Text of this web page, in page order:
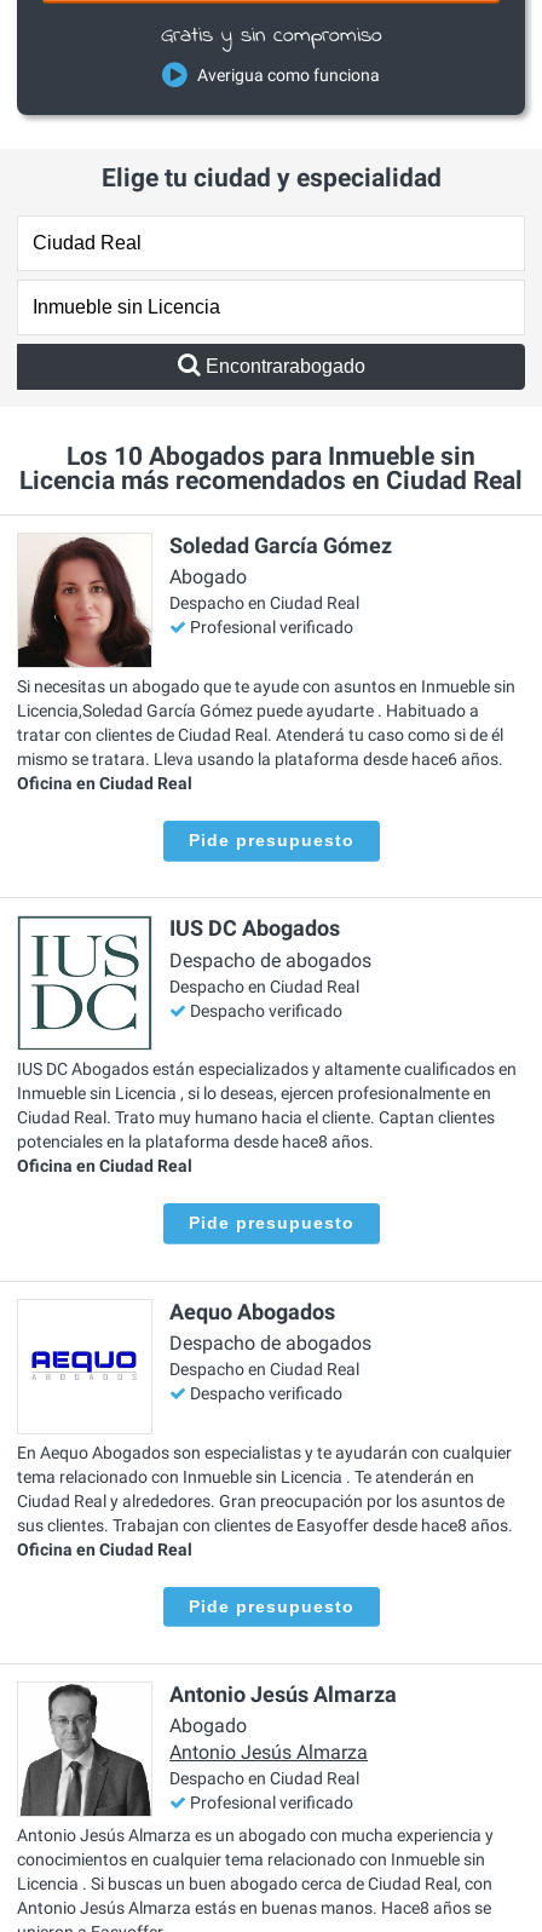
Gratis y sin compromiso
Averigua como funciona
Elige tu ciudad y especialidad
Encontrarabogado
Los 10 Abogados para Inmueble sin
Licencia más recomendados en Ciudad Real
Soledad García Gómez
Abogado
Despacho en Ciudad Real
Profesional verificado
Si necesitas un abogado que te ayude con asuntos en Inmueble sin
Licencia,Soledad García Gómez puede ayudarte . Habituado a
tratar con clientes de Ciudad Real. Atenderá tu caso como si de él
mismo se tratara. Lleva usando la plataforma desde hace6 años.
Oficina en Ciudad Real
Pide presupuesto
IUS DC Abogados
Despacho de abogados
Despacho en Ciudad Real
Despacho verificado
IUS DC Abogados están especializados y altamente cualificados en
Inmueble sin Licencia , si lo deseas, ejercen profesionalmente en
Ciudad Real. Trato muy humano hacia el cliente. Captan clientes
potenciales en la plataforma desde hace8 años.
Oficina en Ciudad Real
Pide presupuesto
Aequo Abogados
Despacho de abogados
Despacho en Ciudad Real
Despacho verificado
En Aequo Abogados son especialistas y te ayudarán con cualquier
tema relacionado con Inmueble sin Licencia . Te atenderán en
Ciudad Real y alrededores. Gran preocupación por los asuntos de
sus clientes. Trabajan con clientes de Easyoffer desde hace8 años.
Oficina en Ciudad Real
Pide presupuesto
Antonio Jesús Almarza
Abogado
Antonio Jesús Almarza
Despacho en Ciudad Real
Profesional verificado
Antonio Jesús Almarza es un abogado con mucha experiencia y
conocimientos en cualquier tema relacionado con Inmueble sin
Licencia . Si buscas un buen abogado cerca de Ciudad Real, con
Antonio Jesús Almarza estás en buenas manos. Hace8 años se